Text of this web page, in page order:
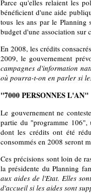
Parce qu'elles relaient les
bénéficient d'une aide
tous les ans par le Planning
budget d'une association sur
En 2008, les crédits
2009, le gouvernement
campagnes d'information
où pourra-t-on en parler si
"7000 PERSONNES L'AN"
Le gouvernement ne
partie du "programme 106",
dont les crédits ont été
consommés en 2008 seront
Ces précisions sont loin de
la présidente du Planning
aux aides de l'Etat. Elles
d'accueil si les aides sont